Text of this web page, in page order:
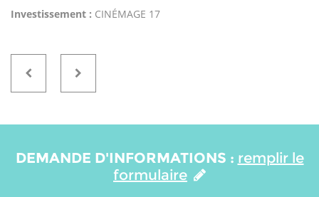
Investissement : CINÉMAGE 17
DEMANDE D'INFORMATIONS : remplir le
formulaire